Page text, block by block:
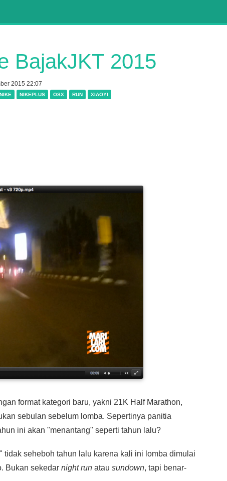
BajakJKT 2015
2015 22:07
NIKE NIKEPLUS OSX RUN XIAOYI
format kategori baru, yakni 21K Half Marathon,
sebulan sebelum lomba. Sepertinya panitia
ini akan "menantang" seperti tahun lalu?
seheboh tahun lalu karena kali ini lomba dimulai
Bukan sekedar night run atau sundown, tapi benar-